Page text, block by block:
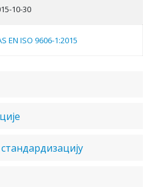
10-30
EN ISO 9606-1:2015